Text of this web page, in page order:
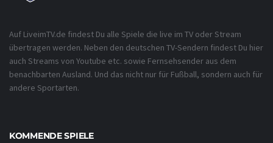
Auf LiveimTV.de findest Du alle Spiele die live im TV oder Stream
übertragen werden. Neben den deutschen TV-Sendern findest Du hier
auch Streams von Youtube etc. sowie Fernsehsender aus dem
benachbarten Ausland. Und das nicht nur für Fußball, sondern auch für
andere Sportarten.
KOMMENDE SPIELE